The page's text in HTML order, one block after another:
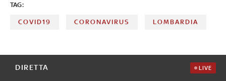
TAG:
COVID19 CORONAVIRUS LOMBARDIA
DIRETTA LIVE